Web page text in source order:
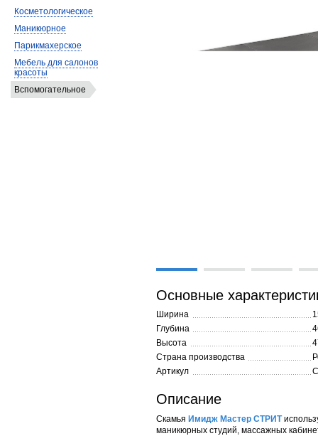
Основные
Ширина
Глубина
Высота
Страна производства
Артикул
Описание
Скамья Имидж Мастер СТРИТ
маникюрных студий, массажных
Косметологическое
Маникюрное
Парикмахерское
Мебель для салонов
красоты
Вспомогательное